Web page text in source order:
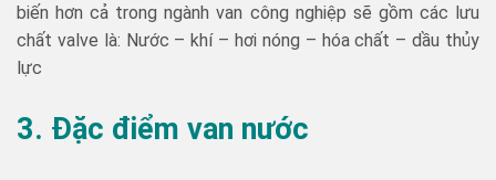
biến hơn cả trong ngành van công nghiệp sẽ gồm các lưu
chất valve là: Nước – khí – hơi nóng – hóa chất – dầu thủy
lực
3. Đặc điểm van nước